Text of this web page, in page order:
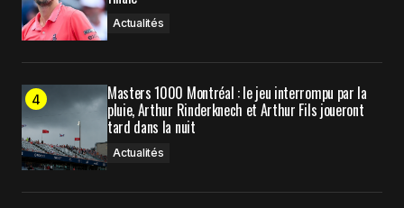
Actualités
Masters 1000 Montréal : le jeu interrompu par la
pluie, Arthur Rinderknech et Arthur Fils joueront
tard dans la nuit
Actualités